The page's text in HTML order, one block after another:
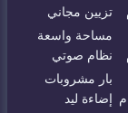
تزيين مجاني
مساحة واسعة
نظام صوتي
بار مشروبات
إضاءة ليد